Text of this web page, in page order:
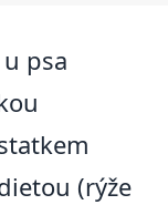
psa
(rýže